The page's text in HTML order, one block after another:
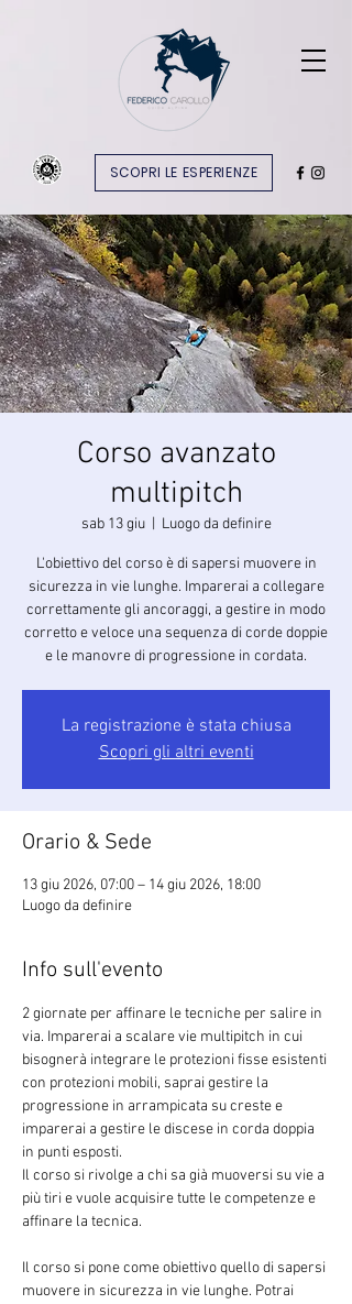
SCOPRI LE ESPERIENZE
Corso avanzato
multipitch
sab 13 giu
  |
Luogo da definire
L'obiettivo del corso è di sapersi muovere in
sicurezza in vie lunghe. Imparerai a collegare
correttamente gli ancoraggi, a gestire in modo
corretto e veloce una sequenza di corde doppie
e le manovre di progressione in cordata.
La registrazione è stata chiusa
Scopri gli altri eventi
Orario & Sede
13 giu 2026, 07:00 – 14 giu 2026, 18:00
Luogo da definire
Info sull'evento
2 giornate per affinare le tecniche per salire in
via. Imparerai a scalare vie multipitch in cui
bisognerà integrare le protezioni fisse esistenti
con protezioni mobili, saprai gestire la
progressione in arrampicata su creste e
imparerai a gestire le discese in corda doppia
in punti esposti.
Il corso si rivolge a chi sa già muoversi su vie a
più tiri e vuole acquisire tutte le competenze e
affinare la tecnica.
Il corso si pone come obiettivo quello di sapersi
muovere in sicurezza in vie lunghe. Potrai